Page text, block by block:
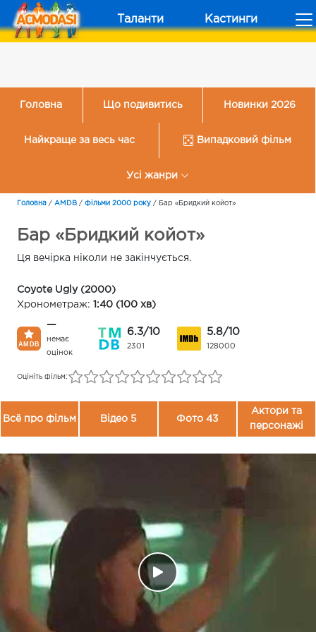
Таланти Кастинги
Головна Що подивитись Новинки 2026
Найкраще за весь час Випадковий фільм
Усі жанри
Головна / AMDB / Фільми 2000 року / Бар «Бридкий койот»
Бар «Бридкий койот»
Ця вечірка ніколи не закінчується.
Coyote Ugly (2000)
Хронометраж: 1:40 (100 хв)
—
немає
оцінок
6.3/10
2301
5.8/10
128000
Оцініть фільм:
Всё про фільм Відео 5 Фото 43
Актори та
персонажі